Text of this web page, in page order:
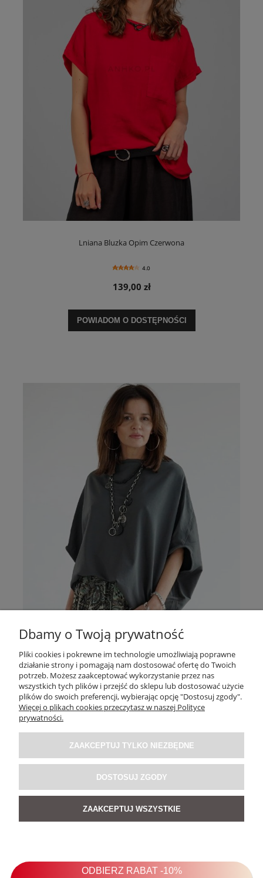
Lniana Bluzka Opim Czerwona
4.0
139,00 zł
POWIADOM O DOSTĘPNOŚCI
Bluzka Juan Grey
Dbamy o Twoją prywatność
Pliki cookies i pokrewne im technologie umożliwiają poprawne
działanie strony i pomagają nam dostosować ofertę do Twoich
potrzeb. Możesz zaakceptować wykorzystanie przez nas
wszystkich tych plików i przejść do sklepu lub dostosować użycie
plików do swoich preferencji, wybierając opcję "Dostosuj zgody".
Więcej o plikach cookies przeczytasz w naszej Polityce
prywatności.
ZAAKCEPTUJ TYLKO NIEZBĘDNE
DOSTOSUJ ZGODY
ZAAKCEPTUJ WSZYSTKIE